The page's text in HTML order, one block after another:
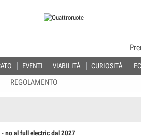
EVENTI VIABILITÀ CURIOSITÀ
REGOLAMENTO
no al full electric dal 2027